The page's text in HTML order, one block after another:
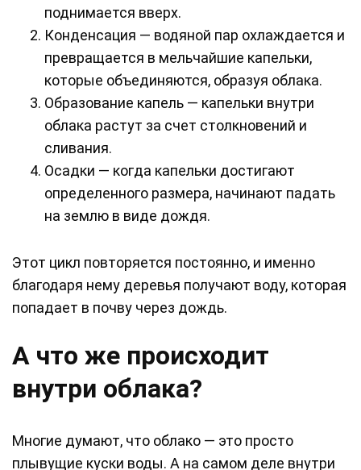
поднимается вверх.
Конденсация — водяной пар охлаждается и
превращается в мельчайшие капельки,
которые объединяются, образуя облака.
Образование капель — капельки внутри
облака растут за счет столкновений и
сливания.
Осадки — когда капельки достигают
определенного размера, начинают падать
на землю в виде дождя.
Этот цикл повторяется постоянно, и именно
благодаря нему деревья получают воду, которая
попадает в почву через дождь.
А что же происходит
внутри облака?
Многие думают, что облако — это просто
плывущие куски воды. А на самом деле внутри